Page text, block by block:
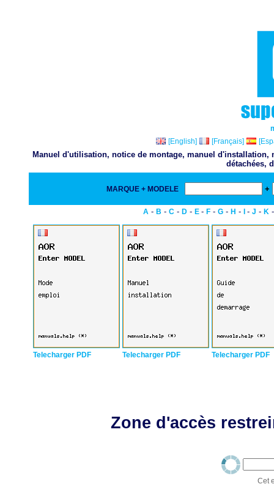
[English]
[Français]
Manuel d'utilisation, notice de montage, manuel
détachées,
MARQUE + MODELE +
A - B - C - D - E - F - G - H - - J - K
Telecharger PDF Telecharger PDF Telecharger PDF
Zone d'accès
Cet